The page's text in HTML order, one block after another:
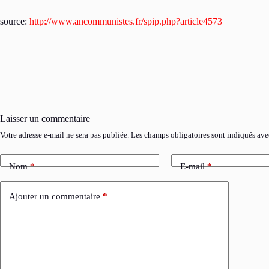
source: http://www.ancommunistes.fr/spip.php?article4573
Laisser un commentaire
Votre adresse e-mail ne sera pas publiée. Les champs obligatoires sont indiqués
Nom* E-mail*
Ajouter un commentaire *